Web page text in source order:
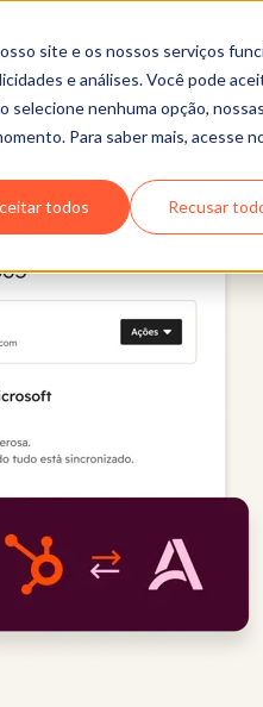
site e os nossos serviços
e análises. Você pode
selecione nenhuma opção, nossas
Para saber mais, acesse
todos Recusar